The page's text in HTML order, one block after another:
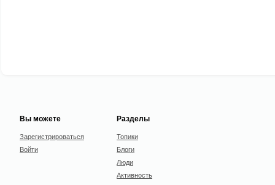
Вы можете
Зарегистрироваться
Войти
Разделы
Топики
Блоги
Люди
Активность